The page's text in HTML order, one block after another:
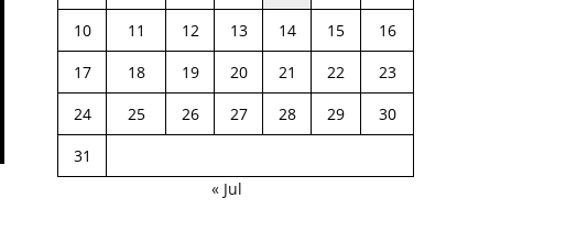
10
11 12 13 14 15
16
17
18 19 20 21 22
23
24
25 26 27 28 29
30
31
« Jul